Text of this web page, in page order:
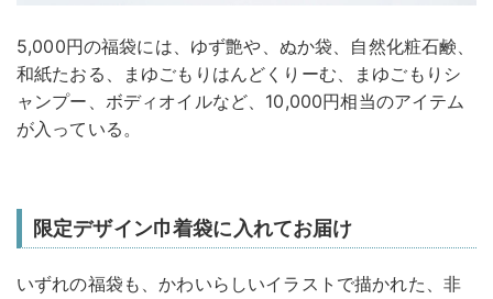
5,000円の福袋には、ゆず艶や、ぬか袋、自然化粧石鹸、
和紙たおる、まゆごもりはんどくりーむ、まゆごもりシ
ャンプー、ボディオイルなど、10,000円相当のアイテム
が入っている。
限定デザイン巾着袋に入れてお届け
いずれの福袋も、かわいらしいイラストで描かれた、非